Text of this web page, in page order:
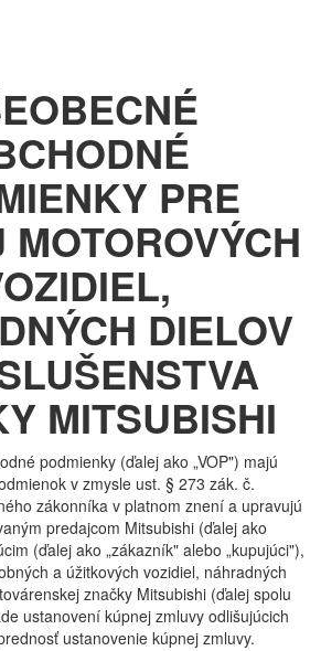
PRE
DIELOV
MITSUBISHI
podmienky (ďalej ako „VOP") majú
v zmysle ust. § 273 zák. č.
zákonníka v platnom znení a upravujú
predajcom Mitsubishi (ďalej ako
(ďalej ako „zákazník" alebo „kupujúci"),
a úžitkových vozidiel, náhradných
značky Mitsubishi (ďalej spolu
ustanovení kúpnej zmluvy odlišujúcich
ustanovenie kúpnej zmluvy.